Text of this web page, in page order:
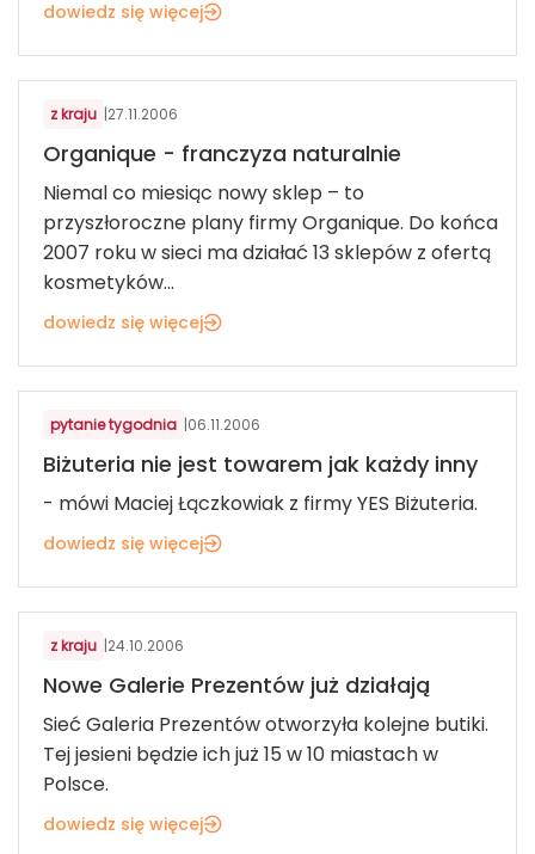
dowiedz się więcej
KOSMETYKI, BIŻUTERIA, UPOMINKI
z kraju |27.11.2006
Organique - franczyza naturalnie
Niemal co miesiąc nowy sklep – to
przyszłoroczne plany firmy Organique. Do końca
2007 roku w sieci ma działać 13 sklepów z ofertą
kosmetyków...
dowiedz się więcej
KOSMETYKI, BIŻUTERIA, UPOMINKI
pytanie tygodnia |06.11.2006
Biżuteria nie jest towarem jak każdy inny
- mówi Maciej Łączkowiak z firmy YES Biżuteria.
dowiedz się więcej
KOSMETYKI, BIŻUTERIA, UPOMINKI
z kraju |24.10.2006
Nowe Galerie Prezentów już działają
Sieć Galeria Prezentów otworzyła kolejne butiki.
Tej jesieni będzie ich już 15 w 10 miastach w
Polsce.
dowiedz się więcej